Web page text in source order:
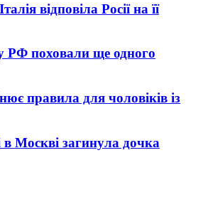
відповіла Росії на її
РФ поховали ще одного
правила для чоловіків із
Москві загинула дочка